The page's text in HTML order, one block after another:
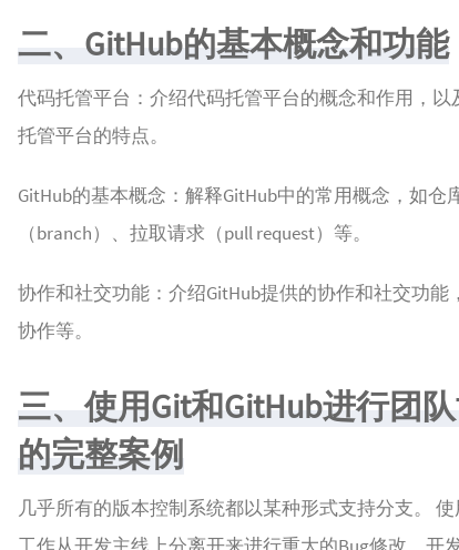
二、GitHub的基本概念和功能
代码托管平台：介绍代码托管平台的概念和作用，以
托管平台的特点。
GitHub的基本概念：解释GitHub中的常用概念，如仓
（branch）、拉取请求（pull request）等。
协作和社交功能：介绍GitHub提供的协作和社交功能
协作等。
三、使用Git和GitHub进行团
的完整案例
几乎所有的版本控制系统都以某种形式支持分支。